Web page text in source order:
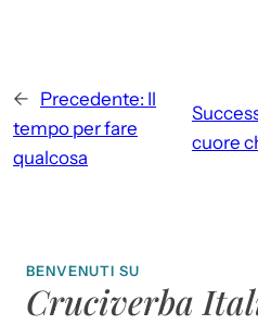
← Precedente: Il
tempo per fare
qualcosa
cuore
BENVENUTI SU
Cruciverba